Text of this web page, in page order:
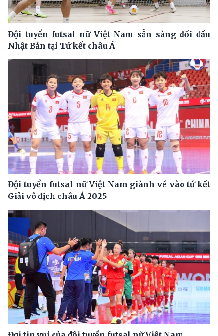
Đội tuyển futsal nữ Việt Nam sẵn sàng đối đầu
Nhật Bản tại Tứ kết châu Á
Đội tuyển futsal nữ Việt Nam giành vé vào tứ kết
Giải vô địch châu Á 2025